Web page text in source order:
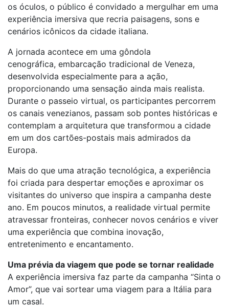
os óculos, o público é convidado a mergulhar em uma
experiência imersiva que recria paisagens, sons e
cenários icônicos da cidade italiana.
A jornada acontece em uma gôndola
cenográfica, embarcação tradicional de Veneza,
desenvolvida especialmente para a ação,
proporcionando uma sensação ainda mais realista.
Durante o passeio virtual, os participantes percorrem
os canais venezianos, passam sob pontes históricas e
contemplam a arquitetura que transformou a cidade
em um dos cartões-postais mais admirados da
Europa.
Mais do que uma atração tecnológica, a experiência
foi criada para despertar emoções e aproximar os
visitantes do universo que inspira a campanha deste
ano. Em poucos minutos, a realidade virtual permite
atravessar fronteiras, conhecer novos cenários e viver
uma experiência que combina inovação,
entretenimento e encantamento.
Uma prévia da viagem que pode se tornar realidade
A experiência imersiva faz parte da campanha “Sinta o
Amor”, que vai sortear uma viagem para a Itália para
um casal.